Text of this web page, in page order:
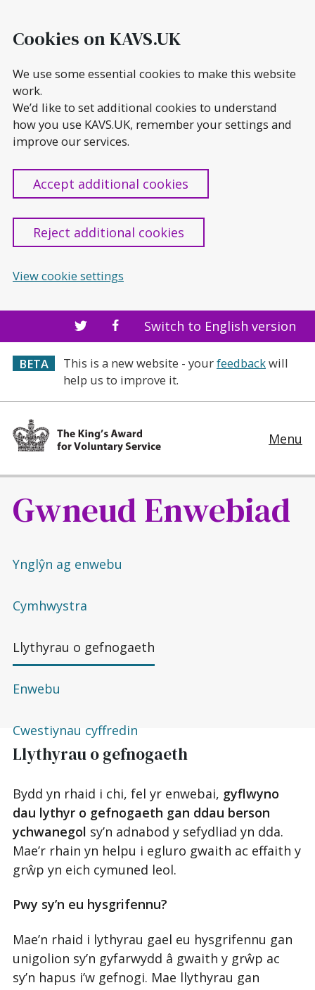
content
Cookies on KAVS.UK
We use some essential cookies to make this website
work.
We’d like to set additional cookies to understand
how you use KAVS.UK, remember your settings and
improve our services.
Accept additional cookies
Reject additional cookies
View cookie settings
Switch to English version
BETA This is a new website - yourfeedbackwill
help us to improve it.
Menu
Gwneud Enwebiad
Ynglŷn ag enwebu
Cymhwystra
Llythyrau o gefnogaeth
Enwebu
Cwestiynau cyffredin
Llythyrau o gefnogaeth
Bydd yn rhaid i chi, fel yr enwebai, gyflwyno
dau lythyr o gefnogaeth gan ddau berson
ychwanegol sy’n adnabod y sefydliad yn dda.
Mae’r rhain yn helpu i egluro gwaith ac effaith y
grŵp yn eich cymuned leol.
Pwy sy’n eu hysgrifennu?
Mae’n rhaid i lythyrau gael eu hysgrifennu gan
unigolion sy’n gyfarwydd â gwaith y grŵp ac
sy’n hapus i’w gefnogi. Mae llythyrau gan